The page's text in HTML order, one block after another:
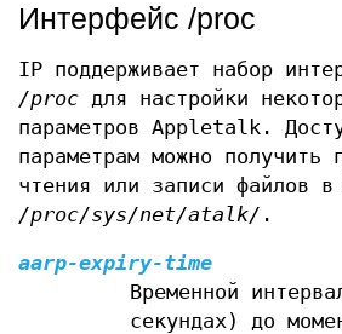
Интерфейс /proc
IP поддерживает набор
/proc для настройки
параметров Appletalk.
параметрам можно получить
чтения или записи файлов в
/proc/sys/net/atalk/ .
aarp-expiry-time
Временной
секундах) до